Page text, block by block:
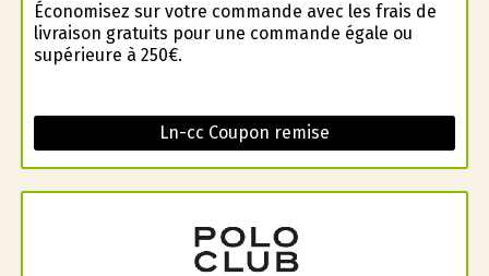
Économisez sur votre commande avec les frais de
livraison gratuits pour une commande égale ou
supérieure à 250€.
Ln-cc Coupon remise